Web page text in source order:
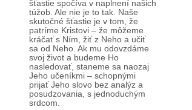
šťastie spočíva v naplnení našich
túžob. Ale nie je to tak. Naše
skutočné šťastie je v tom, že
patríme Kristovi – že môžeme
kráčať s Ním, žiť z Neho a učiť
sa od Neho. Ak mu odovzdáme
svoj život a budeme Ho
nasledovať, staneme sa naozaj
Jeho učeníkmi – schopnými
prijať Jeho slovo bez analýz a
posudzovania, s jednoduchým
srdcom.